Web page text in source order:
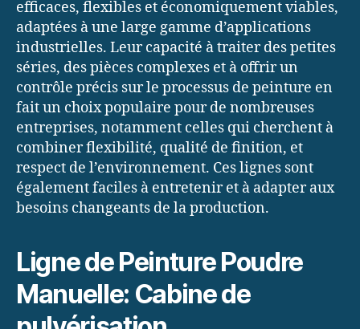
efficaces, flexibles et économiquement viables,
adaptées à une large gamme d’applications
industrielles. Leur capacité à traiter des petites
séries, des pièces complexes et à offrir un
contrôle précis sur le processus de peinture en
fait un choix populaire pour de nombreuses
entreprises, notamment celles qui cherchent à
combiner flexibilité, qualité de finition, et
respect de l’environnement. Ces lignes sont
également faciles à entretenir et à adapter aux
besoins changeants de la production.
Ligne de Peinture Poudre
Manuelle: Cabine de